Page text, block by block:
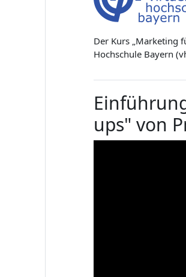
Der Kurs „Marketing
Hochschule Bayern
ups" von